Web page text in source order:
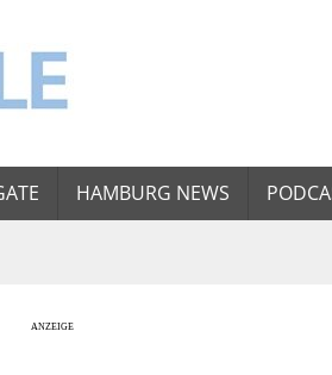
HAMBURG NEWS